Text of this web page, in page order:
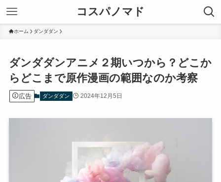
コスパノマド
ホーム ダンダダン
ダンダダンアニメ２期いつから？どこか
らどこまで原作漫画の範囲なのか考察
広告 ダンダダン 2024年12月5日